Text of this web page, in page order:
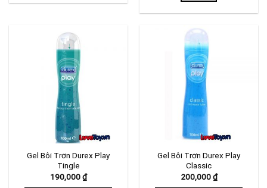
này
có
nhiều
biến
thể.
Các
tùy
chọn
có
được
chọn
trên
Gel Bôi Trơn Durex Play
Tingle
190,000₫
Gel Bôi Trơn Durex Play
Classic
200,000₫